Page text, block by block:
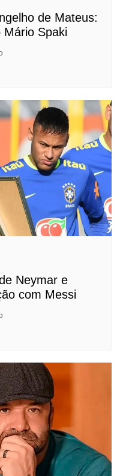
de Mateus:
Mário Spaki
Neymar e
com Messi